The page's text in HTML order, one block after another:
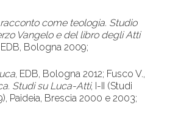
come teologia. Studio
Vangelo e del libro degli Atti
EDB, Bologna 2009;
, EDB, Bologna 2012; Fusco V.,
Studi su Luca-Atti, I-II (Studi
Paideia, Brescia 2000 e 2003;